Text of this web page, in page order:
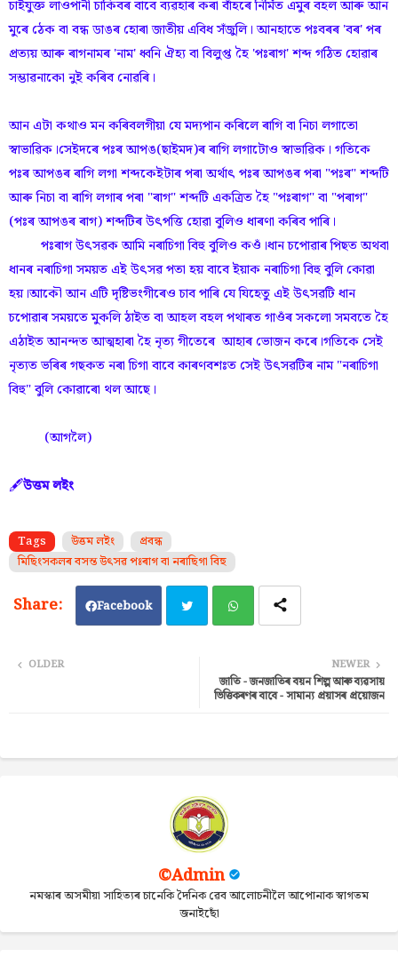
চাইযুক্ত লাওপানী চাকিবৰ বাবে ব্যৱহাৰ কৰা বাঁহৰে নিৰ্মিত এমুৰ বহল আৰু আন
মুৰে ঠেক বা বন্ধ ডাঙৰ হোৰা জাতীয় এবিধ সঁজুলি। আনহাতে পঃবৰৰ 'বৰ' পৰ
প্ৰত্যয় আৰু ৰাগনামৰ 'নাম' ধ্বনি ঐহ্য বা বিলুপ্ত হৈ 'পঃৰাগ' শব্দ গঠিত হোৱাৰ
সম্ভাৱনাকো নুই কৰিব নোৱৰি।
আন এটা কথাও মন কৰিবলগীয়া যে মদ্যপান কৰিলে ৰাগি বা নিচা লগাতো
স্বাভাৱিক।সেইদৰে পঃৰ আপঙ(ছাইমদ)ৰ ৰাগি লগাটোও স্বাভাৱিক। গতিকে
পঃৰ আপঙৰ ৰাগি লগা শব্দকেইটাৰ পৰা অৰ্থাৎ পঃৰ আপঙৰ পৰা "পঃৰ" শব্দটি
আৰু নিচা বা ৰাগি লগাৰ পৰা "ৰাগ" শব্দটি একত্ৰিত হৈ "পঃৰাগ" বা "পৰাগ"
(পঃৰ আপঙৰ ৰাগ) শব্দটিৰ উৎপত্তি হোৱা বুলিও ধাৰণা কৰিব পাৰি।
পঃৰাগ উৎসৱক আমি নৰাচিগা বিহু বুলিও কওঁ।ধান চপোৱাৰ পিছত অথবা
ধানৰ নৰাচিগা সময়ত এই উৎসৱ পতা হয় বাবে ইয়াক নৰাচিগা বিহু বুলি কোৱা
হয়।আকৌ আন এটি দৃষ্টিভংগীৰেও চাব পাৰি যে যিহেতু এই উৎসৱটি ধান
চপোৱাৰ সময়তে মুকলি ঠাইত বা আহল বহল পথাৰত গাওঁৰ সকলো সমবতে হৈ
এঠাইত আনন্দত আত্মহাৰা হৈ নৃত্য গীতেৰে আহাৰ ভোজন কৰে।গতিকে সেই
নৃত্যত ভৰিৰ গছকত নৰা চিগা বাবে কাৰণবশঃত সেই উৎসৱটিৰ নাম "নৰাচিগা
বিহু" বুলি কোৱাৰো থল আছে।
(আগলৈ)
🖋️উত্তম লইং
Tags উত্তম লইং
প্ৰবন্ধ
মিছিংসকলৰ বসন্ত উৎসৱ পঃৰাগ বা নৰাছিগা বিহু
Facebook
ats
NEWER
জাতি - জনজাতিৰ বয়ন শিল্প আৰু ব্যৱসায়
ভিত্তিকৰণৰ বাবে - সামান্য প্ৰয়াসৰ প্ৰয়োজন
OLDER
©Admin
নমস্কাৰ অসমীয়া সাহিত্যৰ চানেকি দৈনিক ৱেব আলোচনীলৈ আপোনাক স্বাগতম
জনাইছোঁ